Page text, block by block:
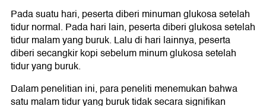
Pada suatu hari, peserta diberi minuman glukosa setelah
tidur normal. Pada hari lain, peserta diberi glukosa setelah
tidur malam yang buruk. Lalu di hari lainnya, peserta
diberi secangkir kopi sebelum minum glukosa setelah
tidur yang buruk.
Dalam penelitian ini, para peneliti menemukan bahwa
satu malam tidur yang buruk tidak secara signifikan